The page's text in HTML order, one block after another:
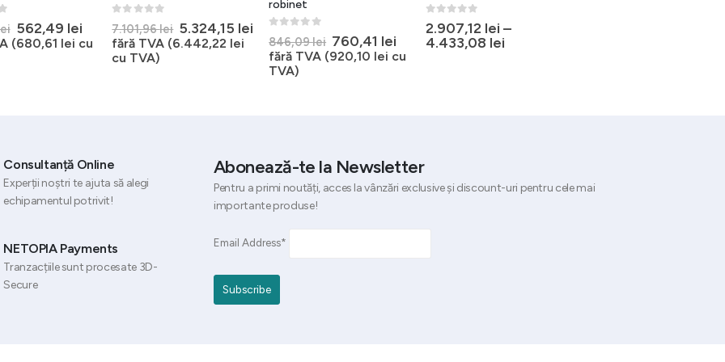
Prețul
inițial
562,49 leiPrețul
curent
este:
(680,61 lei cu
7.101,96lei Prețul
inițial
5.324,15 lei Prețul
curent
este:
5.324,15 lei.
fără TVA (6.442,22 lei
cu TVA)
robinet
846,09lei Prețul
inițial
760,41 lei Prețul
curent
fără TVA (920,10 lei cu
TVA)
0out of 5
2.907,12 lei –
4.433,08 lei
Consultanță Online
Experții noștri te ajuta să alegi
echipamentul potrivit!
NETOPIA Payments
Tranzacțiile sunt procesate 3D-
Secure
Abonează-te la Newsletter
Pentru a primi noutăți, acces la vânzări exclusive și discount-uri pentru cele mai
importante produse!
Email Address*